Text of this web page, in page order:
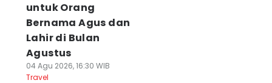
untuk Orang
Bernama Agus dan
Lahir di Bulan
Agustus
04 Agu 2026, 16:30 WIB
Travel